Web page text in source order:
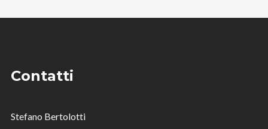
Contatti
Stefano Bertolotti